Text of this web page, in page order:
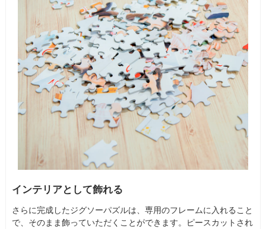
インテリアとして飾れる
さらに完成したジグソーパズルは、専用のフレームに入れること
で、そのまま飾っていただくことができます。ピースカットされ